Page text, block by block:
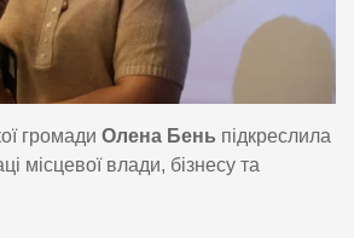
громади Олена Бень підкреслила
місцевої влади, бізнесу та